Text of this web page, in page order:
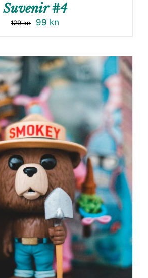
Suvenir #4
129kn 99 kn